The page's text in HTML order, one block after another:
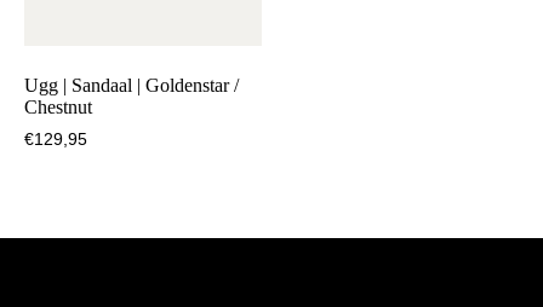
Ugg | Sandaal | Goldenstar /
Chestnut
€129,95